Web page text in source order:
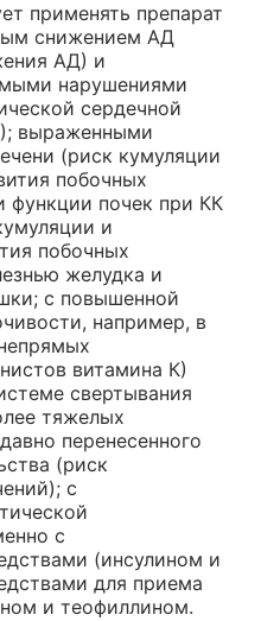
применять препарат
снижением АД
АД) и
нарушениями
сердечной
выраженными
(риск кумуляции
побочных
функции почек при КК
и
побочных
желудка и
с повышенной
например, в
витамина К)
свертывания
тяжелых
перенесенного
(риск
с
с
(инсулином и
для приема
и теофиллином.